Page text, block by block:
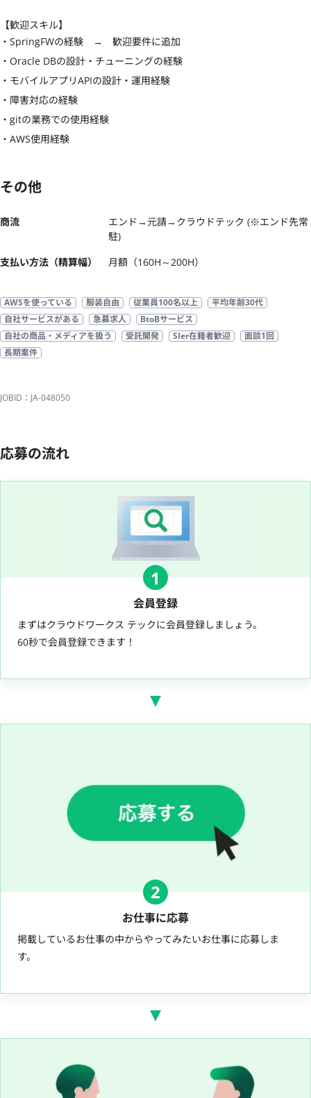
【歓迎スキル】
・SpringFWの経験　→　歓迎要件に追加
・Oracle DBの設計・チューニングの経験
・モバイルアプリAPIの設計・運用経験
・障害対応の経験
・gitの業務での使用経験
・AWS使用経験
その他
商流
エンド→元請→クラウドテック (※エンド先常
駐)
支払い方法（精算幅）
月額（160H～200H）
AWSを使っている 服装自由 従業員100名以上
平均年齢30代
自社サービスがある
急募求人
BtoBサービス
自社の商品・メディアを扱う
受託開発 SIer在籍者歓迎
面談1回
長期案件
JOBID：JA-048050
応募の流れ
1
会員登録
まずはクラウドワークス テックに会員登録しましょう。
60秒で会員登録できます！
2
お仕事に応募
掲載しているお仕事の中からやってみたいお仕事に応募しま
す。